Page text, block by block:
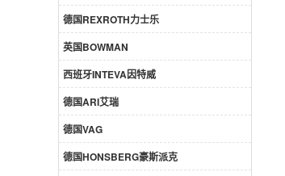
德国REXROTH力士乐
英国BOWMAN
西班牙INTEVA因特威
德国ARI艾瑞
德国VAG
德国HONSBERG豪斯派克